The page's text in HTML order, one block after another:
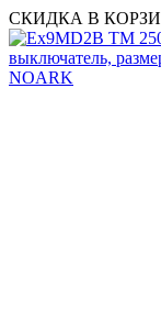
СКИДКА В